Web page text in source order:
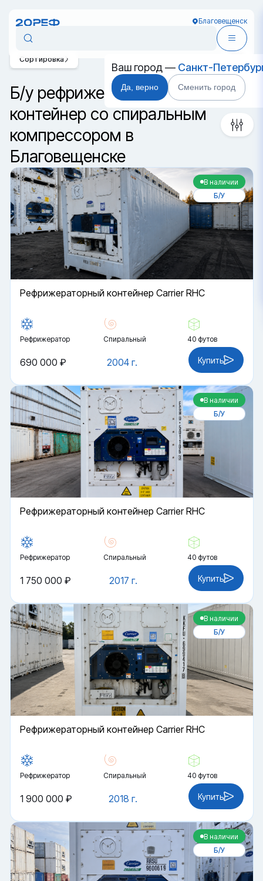
Благовещенск
Ваш город — Санкт-
Да, верно Сменить город
Б/у рефрижераторный
контейнер со спиральным
компрессором в
Благовещенске
Сортировка
В наличии
Б/У
Рефрижераторный контейнер Carrier RHC
Рефрижератор Спиральный 40 футов
2004 г.
690 000 ₽ Купить
В наличии
Б/У
Рефрижераторный контейнер Carrier RHC
Рефрижератор Спиральный 40 футов
2017 г.
1 750 000 ₽ Купить
В наличии
Б/У
Рефрижераторный контейнер Carrier RHC
Рефрижератор Спиральный 40 футов
2018 г.
1 900 000 ₽ Купить
В наличии
Б/У